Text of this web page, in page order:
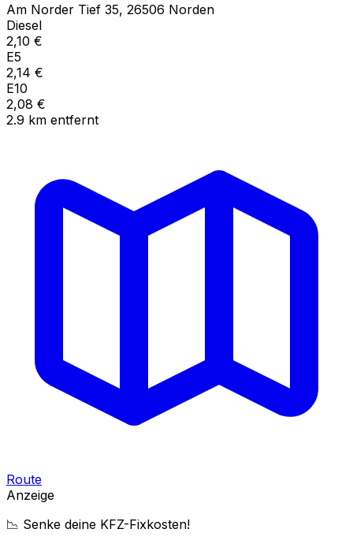
Am Norder Tief 35, 26506 Norden
Diesel
2,10 €
E5
2,14 €
E10
2,08 €
2.9 km entfernt
Route
Anzeige
📉 Senke deine KFZ-Fixkosten!